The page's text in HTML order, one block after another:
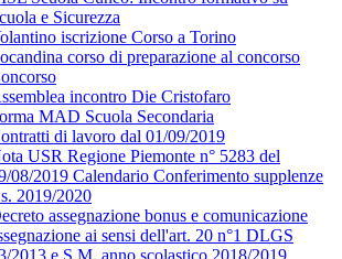
e Sicurezza
iscrizione Corso a Torino
corso di preparazione al concorso
incontro Die Cristofaro
MAD Scuola Secondaria
di lavoro dal 01/09/2019
USR Regione Piemonte n° 5283 del
08/2019 Calendario Conferimento supplenze
2019/2020
assegnazione bonus e comunicazione
ai sensi dell'art. 20 n°1 DLGS